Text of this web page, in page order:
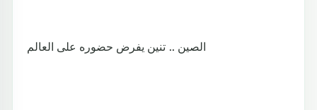
الصين .. تنين يفرض حضوره على العالم